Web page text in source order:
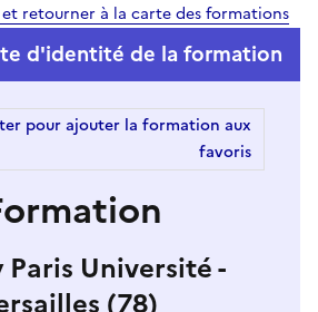
retourner à la carte des formations
Paris Université -
(78)
d'identité de la formation
pour ajouter la formation aux
favoris